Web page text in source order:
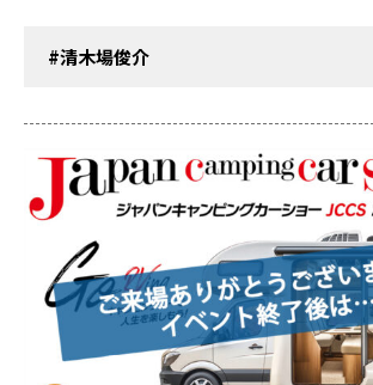
#清木場俊介